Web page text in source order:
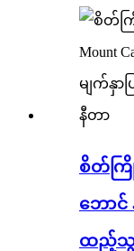
စိတ်က
ဘောင်
ထည့်သွင်